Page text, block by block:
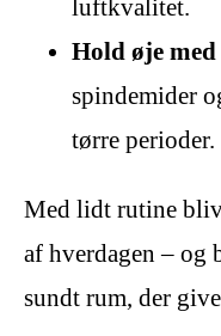
luftkvalitet.
Hold øje
spindemider
tørre perioder.
Med lidt rutine
af hverdagen – og
sundt rum, der